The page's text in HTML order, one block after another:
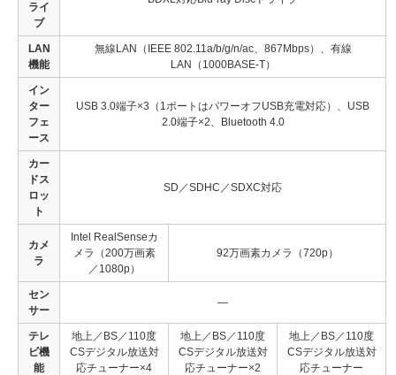
ライ
ブ
LAN
機能
無線LAN（IEEE 802.11a/b/g/n/ac、867Mbps）、有線
LAN（1000BASE-T）
イン
ター
フェ
ース
USB 3.0端子×3（1ポートはパワーオフUSB充電対応）、USB
2.0端子×2、Bluetooth 4.0
カー
ドス
ロッ
ト
SD／SDHC／SDXC対応
カメ
ラ
Intel RealSenseカ
メラ（200万画素
／1080p）
92万画素カメラ（720p）
セン
サー
—
テレ
ビ機
能
地上／BS／110度
CSデジタル放送対
応チューナー×4
地上／BS／110度
CSデジタル放送対
応チューナー×2
地上／BS／110度
CSデジタル放送対
応チューナー